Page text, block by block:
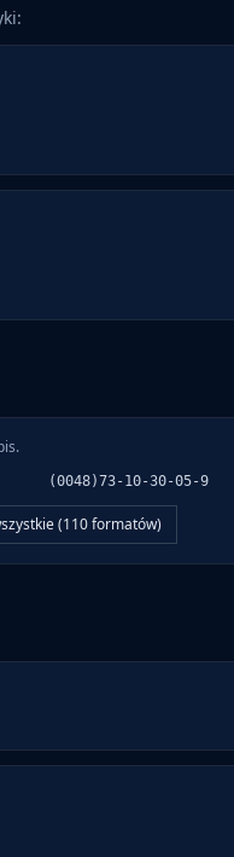
(0048)73-10-30-05-9
(110formatów)